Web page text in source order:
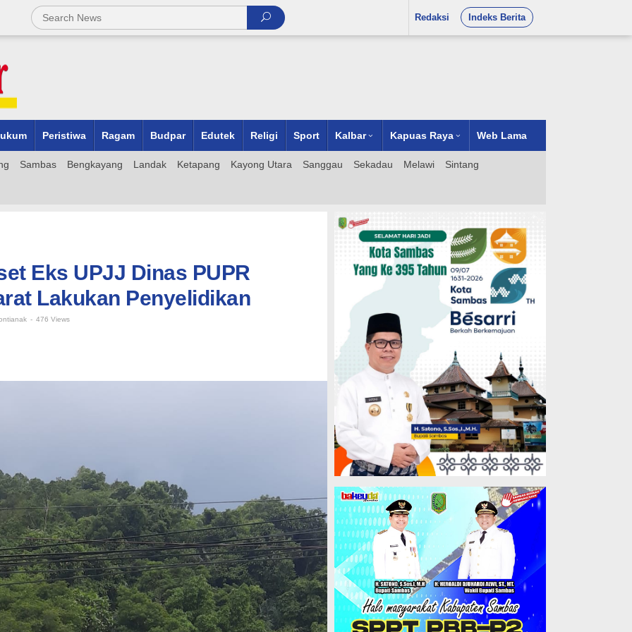
Redaksi Indeks Berita
Peristiwa Ragam Budpar Edutek Religi Sport Kalbar Kapuas Raya Web Lama
Sambas Bengkayang Landak Ketapang Kayong Utara Sanggau Sekadau Melawi Sintang
Eks UPJJ Dinas PUPR
Lakukan Penyelidikan
- 476 Views